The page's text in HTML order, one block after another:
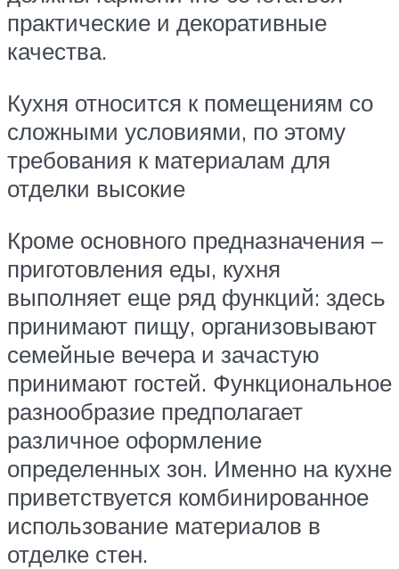
практические и декоративные
качества.
Кухня относится к помещениям со
сложными условиями, по этому
требования к материалам для
отделки высокие
Кроме основного предназначения –
приготовления еды, кухня
выполняет еще ряд функций: здесь
принимают пищу, организовывают
семейные вечера и зачастую
принимают гостей. Функциональное
разнообразие предполагает
различное оформление
определенных зон. Именно на кухне
приветствуется комбинированное
использование материалов в
отделке стен.